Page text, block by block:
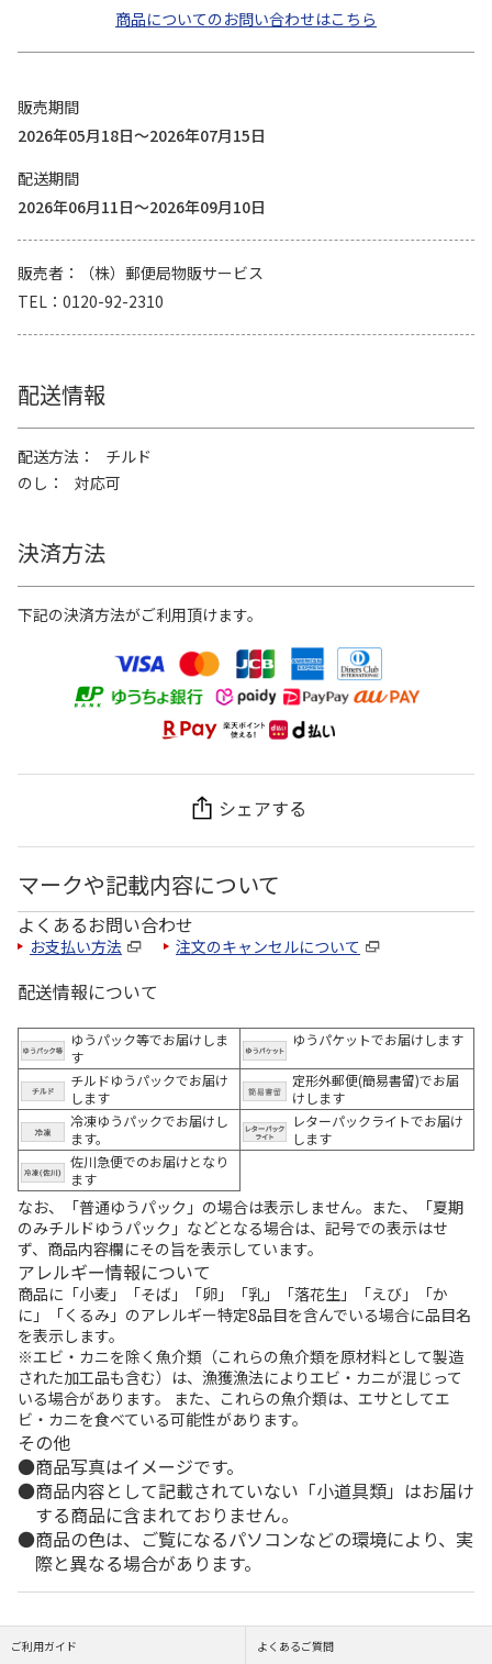
商品についてのお問い合わせはこちら
販売期間
2026年05月18日～2026年07月15日
配送期間
2026年06月11日～2026年09月10日
販売者
（株）郵便局物販サービス
TEL
0120-92-2310
配送情報
配送方法
チルド
のし
対応可
決済方法
下記の決済方法がご利用頂けます。
シェアする
マークや記載内容について
よくあるお問い合わせ
お支払い方法 注文のキャンセルについて
配送情報について
ゆうパック等でお届けしま
す
ゆうパケットでお届けします
チルドゆうパックでお届け
します
定形外郵便(簡易書留)でお届
けします
冷凍ゆうパックでお届けし
ます。
レターパックライトでお届け
します
佐川急便でのお届けとなり
ます
なお、「普通ゆうパック」の場合は表示しません。また、「夏期
のみチルドゆうパック」などとなる場合は、記号での表示はせ
ず、商品内容欄にその旨を表示しています。
アレルギー情報について
商品に「小麦」「そば」「卵」「乳」「落花生」「えび」「か
に」「くるみ」のアレルギー特定8品目を含んでいる場合に品目名
を表示します。
※エビ・カニを除く魚介類（これらの魚介類を原材料として製造
された加工品も含む）は、漁獲漁法によりエビ・カニが混じって
いる場合があります。 また、これらの魚介類は、エサとしてエ
ビ・カニを食べている可能性があります。
その他
商品写真はイメージです。
商品内容として記載されていない「小道具類」はお届け
する商品に含まれておりません。
商品の色は、ご覧になるパソコンなどの環境により、実
際と異なる場合があります。
ご利用ガイド よくあるご質問